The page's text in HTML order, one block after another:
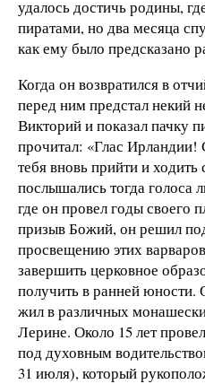
удалось достичь родины,
пиратами, но два месяца
как ему было предсказано
Когда он возвратился в
перед ним предстал некий
Викторий и показал пачку
прочитал: «Глас
тебя вновь прийти и
послышались тогда голоса
где он провел годы своего
призыв Божий, он решил
просвещению этих
завершить церковное
получить в ранней юности.
жил в различных
Лерине. Около 15 лет
под духовным
31 июля), который